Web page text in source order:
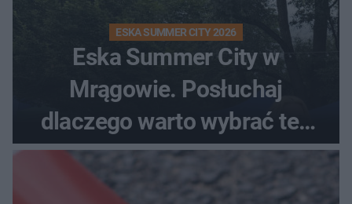
ESKA SUMMER CITY 2026
Eska Summer City w
Mrągowie. Posłuchaj
dlaczego warto wybrać ten
kierunek na urlop!